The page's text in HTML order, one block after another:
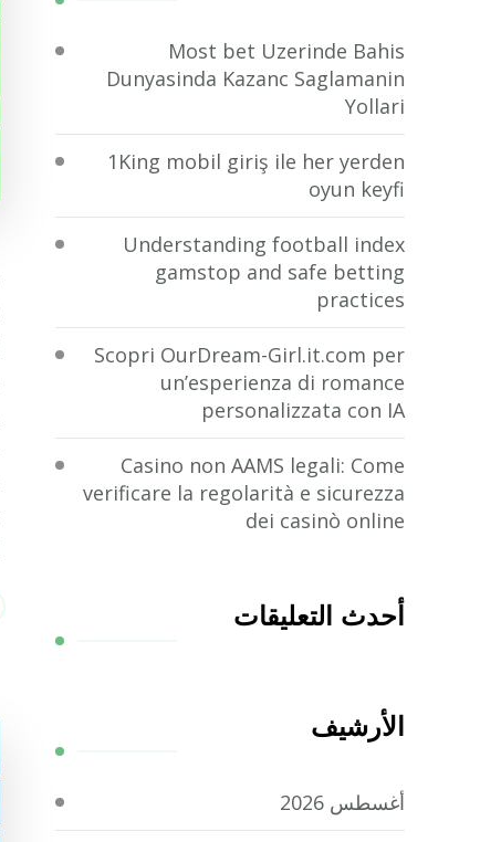
Most bet Uzerinde Bahis
Dunyasinda Kazanc Saglamanin
Yollari
1King mobil giriş ile her yerden
oyun keyfi
Understanding football index
gamstop and safe betting
practices
Scopri OurDream-Girl.it.com per
un’esperienza di romance
personalizzata con IA
Casino non AAMS legali: Come
verificare la regolarità e sicurezza
dei casinò online
أحدث التعليقات
الأرشيف
أغسطس 2026